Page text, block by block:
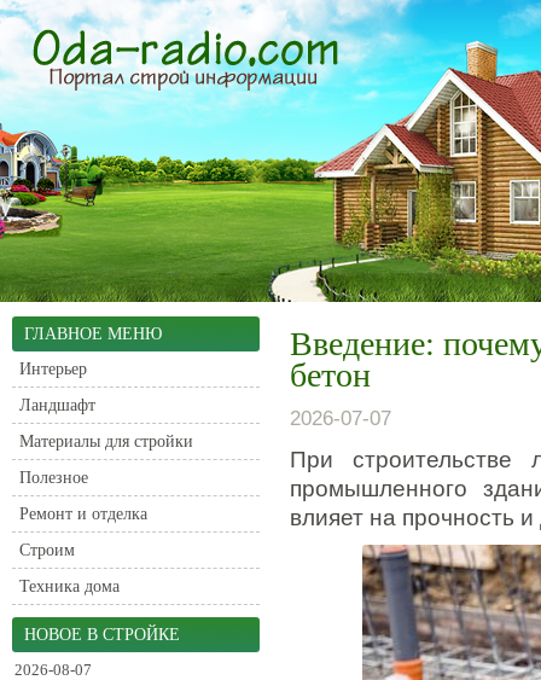
ГЛАВНОЕ МЕНЮ
Интерьер
Ландшафт
Материалы для стройки
Полезное
Ремонт и отделка
Строим
Техника дома
НОВОЕ В СТРОЙКЕ
2026-08-07
Введение:
бетон
2026-07-07
При
промышленного
влияет на прочность